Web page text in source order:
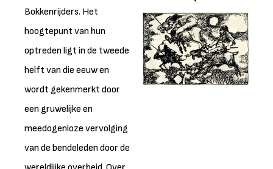
Bokkenrijders. Het
hoogtepunt van hun
optreden ligt in de tweede
helft van die eeuw en
wordt gekenmerkt door
een gruwelijke en
meedogenloze vervolging
van de bendeleden door de